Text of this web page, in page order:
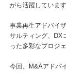
がら活躍しています
事業再生アドバイ
サルティング、DX
った多彩なプロジ
今回、M&Aアドバ